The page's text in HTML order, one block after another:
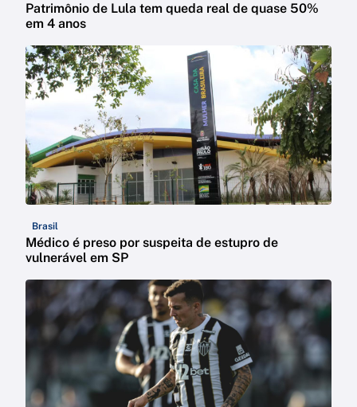
Patrimônio de Lula tem queda real de quase 50%
em 4 anos
Brasil
Médico é preso por suspeita de estupro de
vulnerável em SP